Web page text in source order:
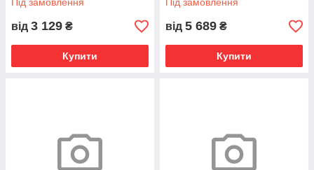
від 3 129 ₴
Купити
від 5 689 ₴
Купити